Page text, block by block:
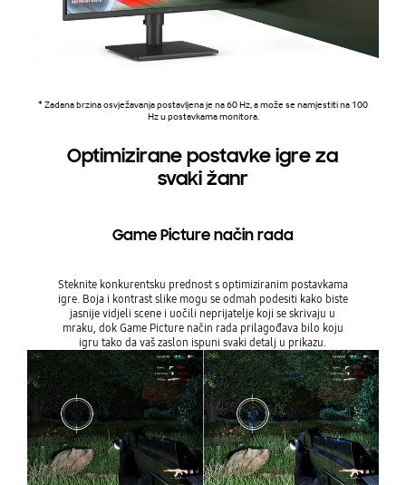
* Zadana brzina osvježavanja postavljena je na 60 Hz, a može se namjestiti na 100
Hz u postavkama monitora.
Optimizirane postavke igre za
svaki žanr
Game Picture način rada
Steknite konkurentsku prednost s optimiziranim postavkama
igre. Boja i kontrast slike mogu se odmah podesiti kako biste
jasnije vidjeli scene i uočili neprijatelje koji se skrivaju u
mraku, dok Game Picture način rada prilagođava bilo koju
igru ​​tako da vaš zaslon ispuni svaki detalj u prikazu.